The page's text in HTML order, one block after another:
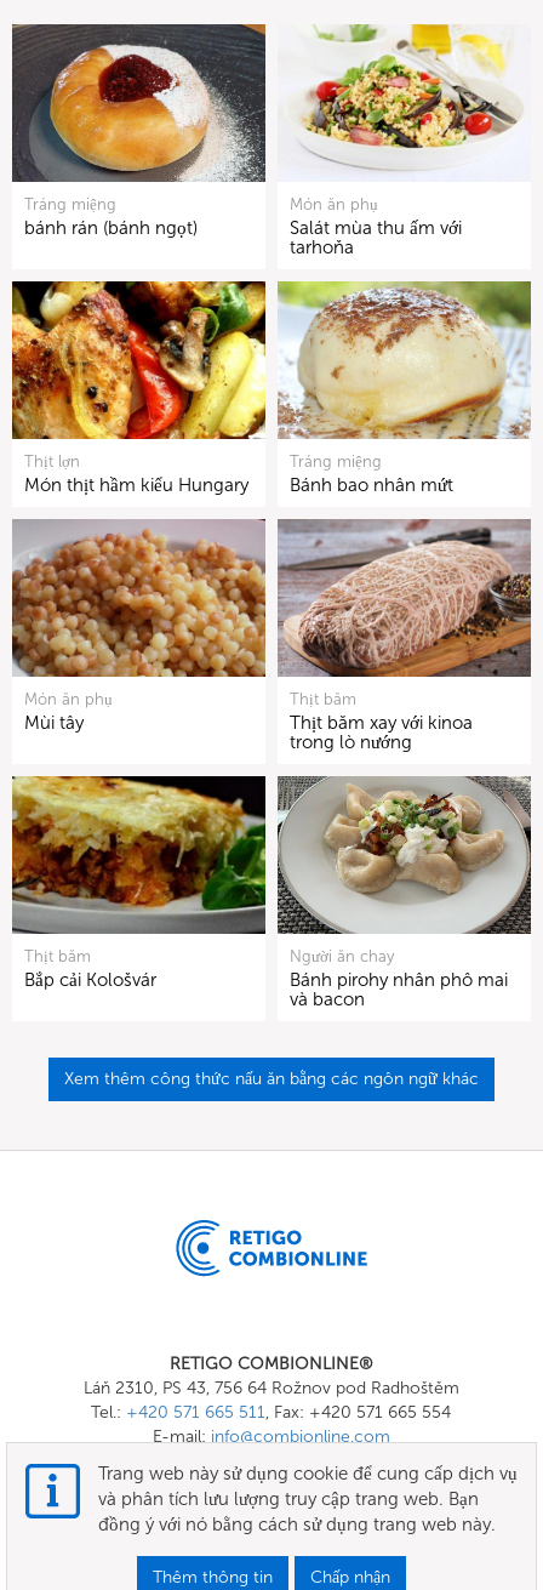
Tráng miệng
bánh rán (bánh ngọt)
Món ăn phụ
Salát mùa thu ấm với
tarhoňa
Thịt lợn
Món thịt hầm kiểu Hungary
Tráng miệng
Bánh bao nhân mứt
Món ăn phụ
Mùi tây
Thịt băm
Thịt băm xay với kinoa
trong lò nướng
Thịt băm
Bắp cải Kološvár
Người ăn chay
Bánh pirohy nhân phô mai
và bacon
Xem thêm công thức nấu ăn bằng các ngôn ngữ khác
RETIGO COMBIONLINE®
Láň 2310, PS 43, 756 64 Rožnov pod Radhoštěm
Tel.: +420 571 665 511, Fax: +420 571 665 554
E-mail: info@combionline.com
OnlineMenu
CÁC ĐIỀU KHOẢN VÀ ĐIỀU KIỆN
Trang web này sử dụng cookie để cung cấp dịch vụ
và phân tích lưu lượng truy cập trang web. Bạn
đồng ý với nó bằng cách sử dụng trang web này.
Thêm thông tin Chấp nhận